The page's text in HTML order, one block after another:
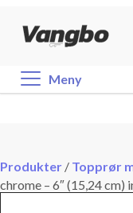
Meny
Produkter / Topprør
chrome – 6″ (15,24 cm)